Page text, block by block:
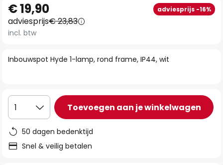
naar
het
begin
de
Inbouwspot Hyde 1-lamp, rond frame, IP44, wit
€ 19,90 adviesprijs -16%
adviesprijs€ 23,83
incl. btw
1 Toevoegen aan je winkelwagen
50 dagen bedenktijd
Snel & veilig betalen